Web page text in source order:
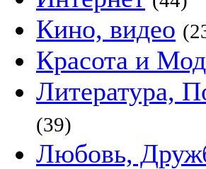
Кино, видео
Красота и
Литература,
(39)
Любовь,